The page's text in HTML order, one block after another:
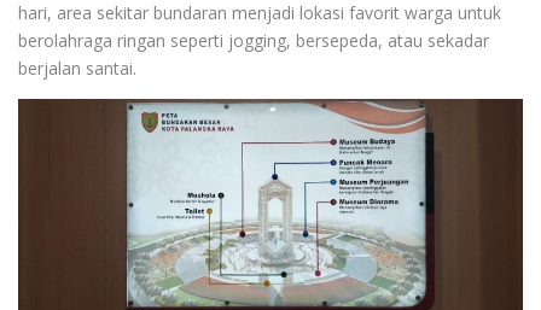
hari, area sekitar bundaran menjadi lokasi favorit warga untuk
berolahraga ringan seperti jogging, bersepeda, atau sekadar
berjalan santai.